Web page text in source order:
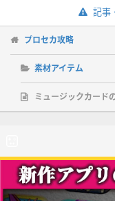
記事
プロセカ攻略
素材アイテム
ミュージックカード